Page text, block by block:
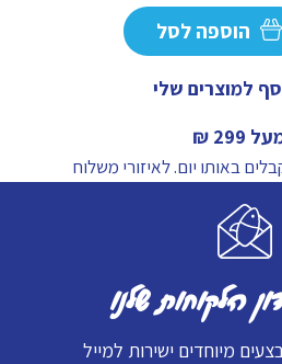
הוספה לסל
למוצרים שלי
₪
לאיזורי משלוח
הלקוחות שלנו
מיוחדים ישירות למייל